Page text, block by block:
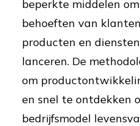
beperkte middelen
behoeften van
producten en
lanceren. De
om
en snel te ontdekken
bedrijfsmodel